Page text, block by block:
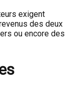
exigent
des deux
ou encore des